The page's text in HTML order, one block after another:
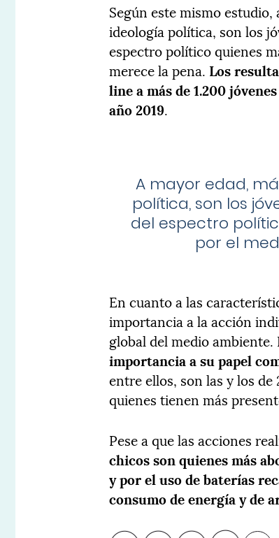
Según este mismo
ideología política, son los
espectro político quienes
merece la pena. Los
line a más de 1.200
año 2019.
A mayor edad,
política, son los
del espectro
por el
En cuanto a las
importancia a la acción
global del medio ambiente.
importancia a su papel
entre ellos, son las y los
quienes tienen más
Pese a que las acciones
chicos son quienes más
y por el uso de baterías
consumo de energía y de